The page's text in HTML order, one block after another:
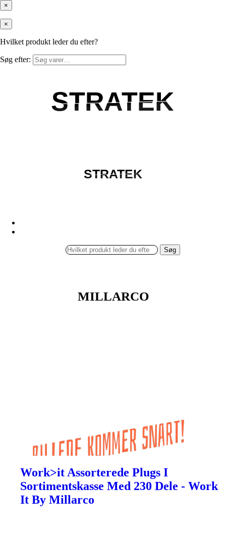
×
×
Hvilket produkt leder du efter?
Søg efter:
STRATEK
STRATEK
STRATEK
STRATEK
Søg
MILLARCO
Work>it Assorterede Plugs I
Sortimentskasse Med 230 Dele - Work
It By Millarco